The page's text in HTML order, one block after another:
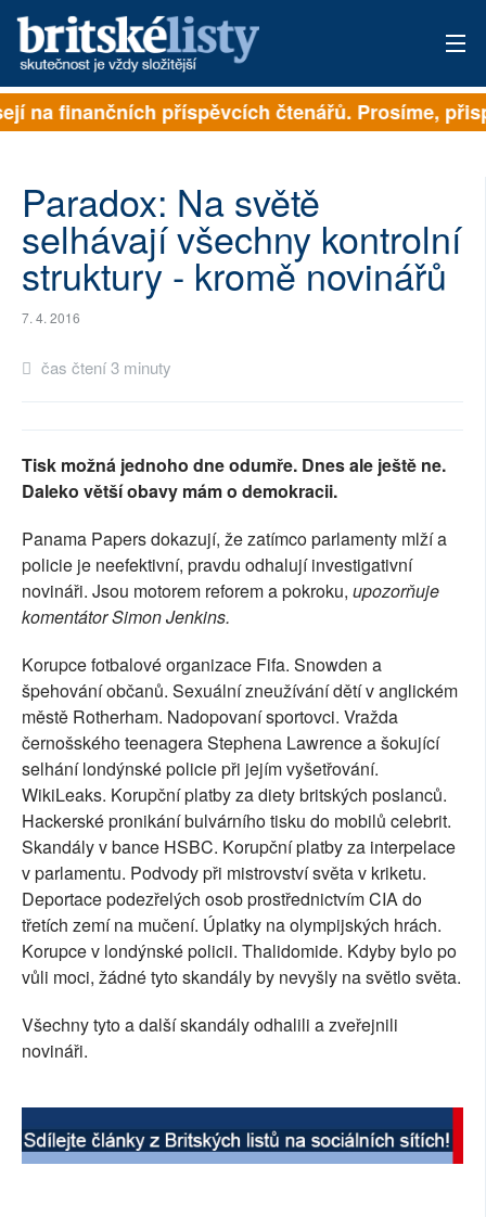
PŘIHLÁSIT
ARCHIV
ROZHOVORY
TÉMATA
NEJČTENĚJŠÍ ZA 7 DNÍ
PŘÍSPĚVKY NA PROVOZ
RUBRIKY
PLNÁ VERZE STRÁNEK
na finančních příspěvcích čtenářů. Prosíme,
Paradox: Na světě
selhávají všechny kontrolní
struktury - kromě novinářů
7. 4. 2016
čas čtení 3 minuty
Tisk možná jednoho dne odumře. Dnes ale ještě ne.
Daleko větší obavy mám o demokracii.
Panama Papers dokazují, že zatímco parlamenty mlží a
policie je neefektivní, pravdu odhalují investigativní
novináři. Jsou motorem reforem a pokroku, upozorňuje
komentátor Simon Jenkins.
Korupce fotbalové organizace Fifa. Snowden a
špehování občanů. Sexuální zneužívání dětí v anglickém
městě Rotherham. Nadopovaní sportovci. Vražda
černošského teenagera Stephena Lawrence a šokující
selhání londýnské policie při jejím vyšetřování.
WikiLeaks. Korupční platby za diety britských poslanců.
Hackerské pronikání bulvárního tisku do mobilů celebrit.
Skandály v bance HSBC. Korupční platby za interpelace
v parlamentu. Podvody při mistrovství světa v kriketu.
Deportace podezřelých osob prostřednictvím CIA do
třetích zemí na mučení. Úplatky na olympijských hrách.
Korupce v londýnské policii. Thalidomide. Kdyby bylo po
vůli moci, žádné tyto skandály by nevyšly na světlo světa.
Všechny tyto a další skandály odhalili a zveřejnili
novináři.